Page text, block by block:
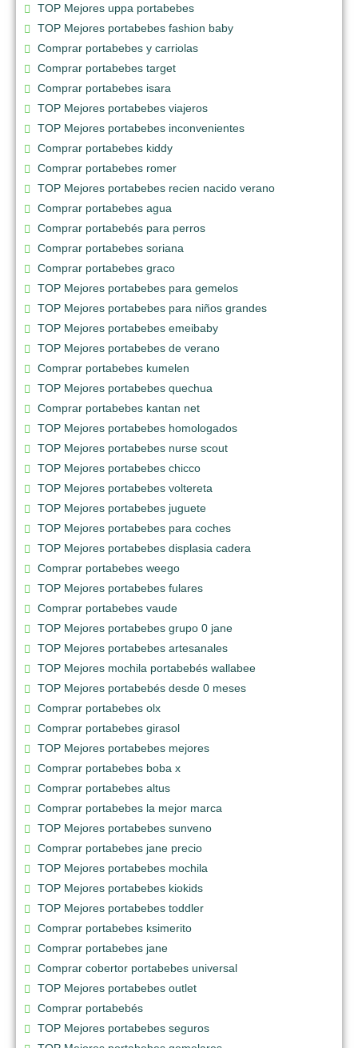
TOP Mejores uppa portabebes
TOP Mejores portabebes fashion baby
Comprar portabebes y carriolas
Comprar portabebes target
Comprar portabebes isara
TOP Mejores portabebes viajeros
TOP Mejores portabebes inconvenientes
Comprar portabebes kiddy
Comprar portabebes romer
TOP Mejores portabebes recien nacido verano
Comprar portabebes agua
Comprar portabebés para perros
Comprar portabebes soriana
Comprar portabebes graco
TOP Mejores portabebes para gemelos
TOP Mejores portabebes para niños grandes
TOP Mejores portabebes emeibaby
TOP Mejores portabebes de verano
Comprar portabebes kumelen
TOP Mejores portabebes quechua
Comprar portabebes kantan net
TOP Mejores portabebes homologados
TOP Mejores portabebes nurse scout
TOP Mejores portabebes chicco
TOP Mejores portabebes voltereta
TOP Mejores portabebes juguete
TOP Mejores portabebes para coches
TOP Mejores portabebes displasia cadera
Comprar portabebes weego
TOP Mejores portabebes fulares
Comprar portabebes vaude
TOP Mejores portabebes grupo 0 jane
TOP Mejores portabebes artesanales
TOP Mejores mochila portabebés wallabee
TOP Mejores portabebés desde 0 meses
Comprar portabebes olx
Comprar portabebes girasol
TOP Mejores portabebes mejores
Comprar portabebes boba x
Comprar portabebes altus
Comprar portabebes la mejor marca
TOP Mejores portabebes sunveno
Comprar portabebes jane precio
TOP Mejores portabebes mochila
TOP Mejores portabebes kiokids
TOP Mejores portabebes toddler
Comprar portabebes ksimerito
Comprar portabebes jane
Comprar cobertor portabebes universal
TOP Mejores portabebes outlet
Comprar portabebés
TOP Mejores portabebes seguros